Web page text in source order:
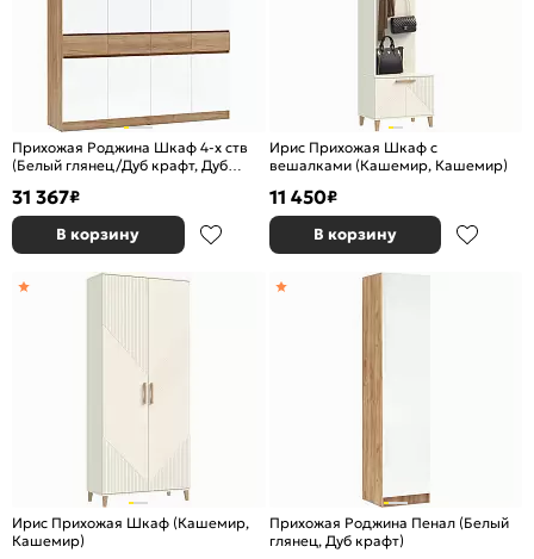
Прихожая Роджина Шкаф 4-х ств
(Белый глянец/Дуб крафт, Дуб
31 367₽
В корзину
Ирис Прихожая Шкаф с
вешалками (Кашемир, Кашемир)
11 450₽
В корзину
Ирис Прихожая Шкаф (Кашемир,
Кашемир)
Прихожая Роджина Пенал (Белый
глянец, Дуб крафт)